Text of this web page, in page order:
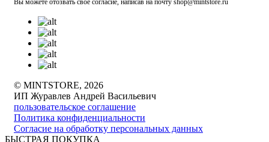
Вы можете отозвать своё согласие, написав на почту shop@mintstore.ru
© MINTSTORE, 2026
ИП Журавлев Андрей Васильевич
пользовательское соглашение
Политика конфиденциальности
Согласие на обработку персональных данных
БЫСТРАЯ ПОКУПКА